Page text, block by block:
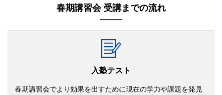
春期講習会 受講までの流れ
入塾テスト
春期講習会でより効果を出すために現在の学力や課題を発見